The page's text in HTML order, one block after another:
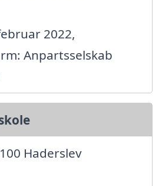
2022,
Anpartsselskab
Haderslev